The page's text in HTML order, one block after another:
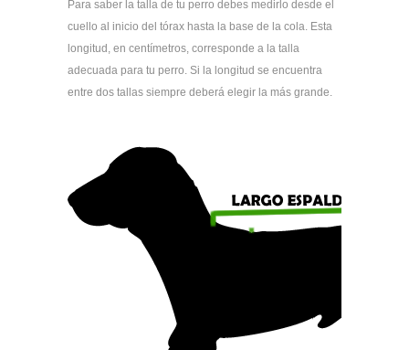
Para saber la talla de tu perro debes medirlo desde el
cuello al inicio del tórax hasta la base de la cola. Esta
longitud, en centímetros, corresponde a la talla
adecuada para tu perro. Si la longitud se encuentra
entre dos tallas siempre deberá elegir la más grande.